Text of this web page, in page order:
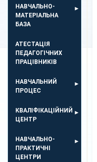
НАВЧАЛЬНО-
МАТЕРІАЛЬНА
БАЗА
АТЕСТАЦІЯ
ПЕДАГОГІЧНИХ
ПРАЦІВНИКІВ
НАВЧАЛЬНИЙ
ПРОЦЕС
КВАЛІФІКАЦІЙНИЙ
ЦЕНТР
НАВЧАЛЬНО-
ПРАКТИЧНІ
ЦЕНТРИ